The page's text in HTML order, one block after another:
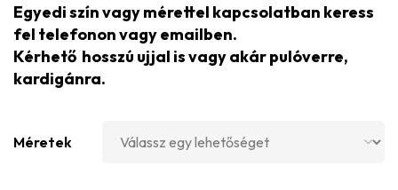
Egyedi szín vagy mérettel kapcsolatban keress
fel telefonon vagy emailben.
Kérhető hosszú ujjal is vagy akár pulóverre,
kardigánra.
Méretek